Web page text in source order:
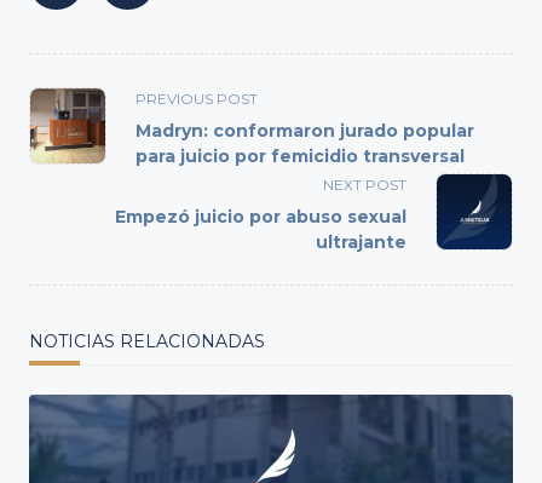
<span
class="nav-
subtitle
PREVIOUS POST
Madryn: conformaron jurado popular
para juicio por femicidio transversal
NEXT POST
Empezó juicio por abuso sexual
ultrajante
NOTICIAS RELACIONADAS